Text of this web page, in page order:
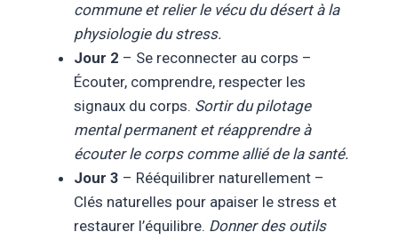
commune et relier le vécu du désert à la
physiologie du stress.
Jour 2 – Se reconnecter au corps –
Écouter, comprendre, respecter les
signaux du corps. Sortir du pilotage
mental permanent et réapprendre à
écouter le corps comme allié de la santé.
Jour 3 – Rééquilibrer naturellement –
Clés naturelles pour apaiser le stress et
restaurer l’équilibre. Donner des outils